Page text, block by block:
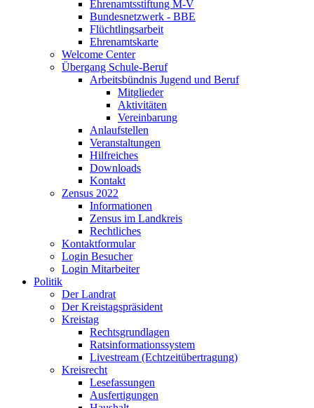
Ehrenamtsstiftung M-V
Bundesnetzwerk - BBE
Flüchtlingsarbeit
Ehrenamtskarte
Welcome Center
Übergang Schule-Beruf
Arbeitsbündnis Jugend und Beruf
Mitglieder
Aktivitäten
Vereinbarung
Anlaufstellen
Veranstaltungen
Hilfreiches
Downloads
Kontakt
Zensus 2022
Informationen
Zensus im Landkreis
Rechtliches
Kontaktformular
Login Besucher
Login Mitarbeiter
Politik
Der Landrat
Der Kreistagspräsident
Kreistag
Rechtsgrundlagen
Ratsinformationssystem
Livestream (Echtzeitübertragung)
Kreisrecht
Lesefassungen
Ausfertigungen